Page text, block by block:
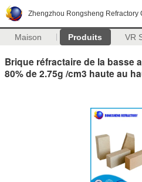
Zhengzhou Rongsheng Refractory
Maison Produits VR
Brique réfractaire de la basse
80% de 2.75g /cm3 haute au